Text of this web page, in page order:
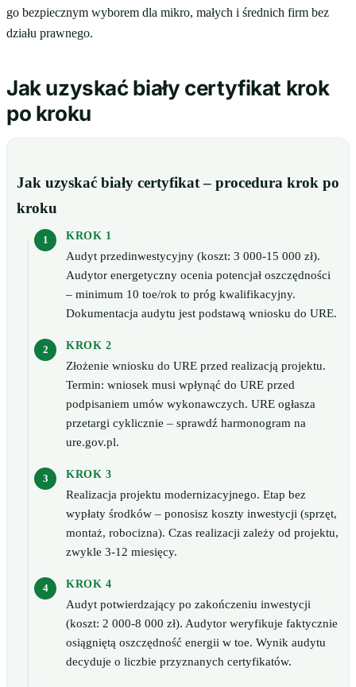
go bezpiecznym wyborem dla mikro, małych i średnich firm bez
działu prawnego.
Jak uzyskać biały certyfikat krok
po kroku
Jak uzyskać biały certyfikat – procedura krok po
kroku
KROK 1
Audyt przedinwestycyjny (koszt: 3 000-15 000 zł).
Audytor energetyczny ocenia potencjał oszczędności
– minimum 10 toe/rok to próg kwalifikacyjny.
Dokumentacja audytu jest podstawą wniosku do URE.
KROK 2
Złożenie wniosku do URE przed realizacją projektu.
Termin: wniosek musi wpłynąć do URE przed
podpisaniem umów wykonawczych. URE ogłasza
przetargi cyklicznie – sprawdź harmonogram na
ure.gov.pl.
KROK 3
Realizacja projektu modernizacyjnego. Etap bez
wypłaty środków – ponosisz koszty inwestycji (sprzęt,
montaż, robocizna). Czas realizacji zależy od projektu,
zwykle 3-12 miesięcy.
KROK 4
Audyt potwierdzający po zakończeniu inwestycji
(koszt: 2 000-8 000 zł). Audytor weryfikuje faktycznie
osiągniętą oszczędność energii w toe. Wynik audytu
decyduje o liczbie przyznanych certyfikatów.